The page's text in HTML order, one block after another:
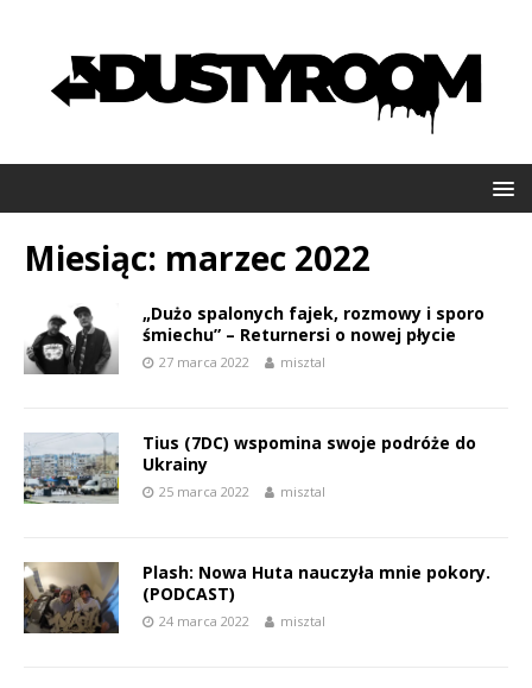
Miesiąc: marzec 2022
„Dużo spalonych fajek, rozmowy i sporo
śmiechu” – Returnersi o nowej płycie
27 marca 2022 misztal
Tius (7DC) wspomina swoje podróże do
Ukrainy
25 marca 2022 misztal
Plash: Nowa Huta nauczyła mnie pokory.
(PODCAST)
24 marca 2022 misztal